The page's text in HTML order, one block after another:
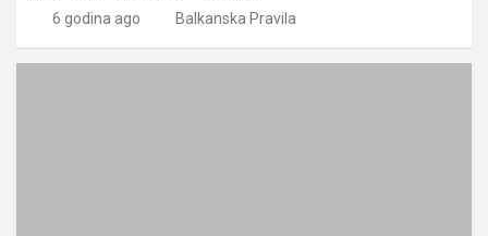
6 godina ago Balkanska Pravila